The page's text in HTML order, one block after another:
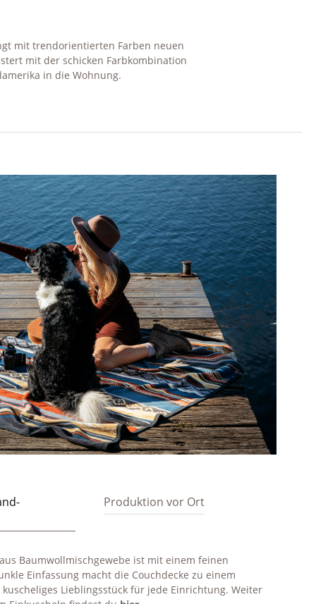
mit trendorientierten Farben neuen
mit der schicken Farbkombination
in die Wohnung.
Produktion vor Ort
Baumwollmischgewebe ist mit einem feinen
Einfassung macht die Couchdecke zu einem
Lieblingsstück für jede Einrichtung. Weiter